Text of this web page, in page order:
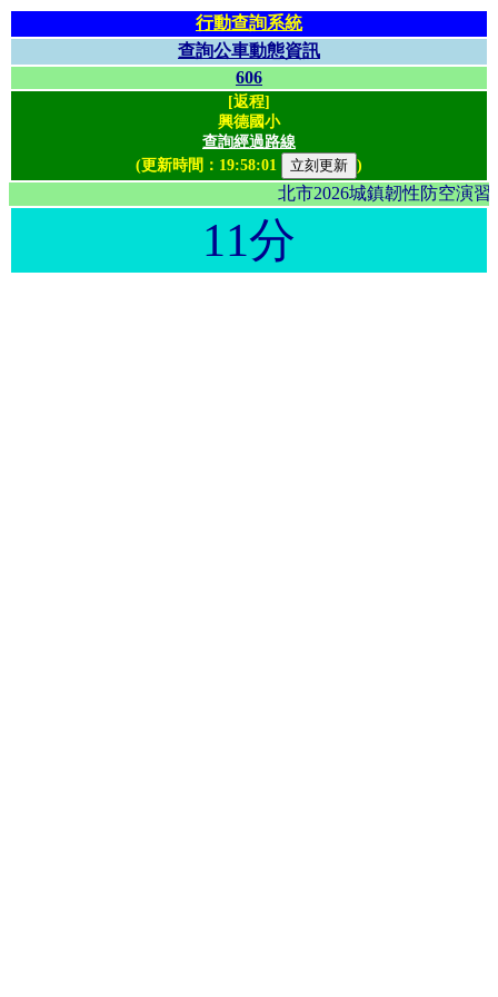
行動查詢系統
查詢公車動態資訊
606
[返程]
興德國小
查詢經過路線
(更新時間： 19:58:01 )
北市2026城鎮韌性防空
11分